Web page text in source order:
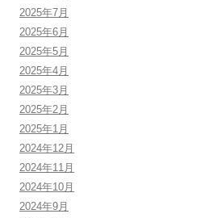
2025年7月
2025年6月
2025年5月
2025年4月
2025年3月
2025年2月
2025年1月
2024年12月
2024年11月
2024年10月
2024年9月